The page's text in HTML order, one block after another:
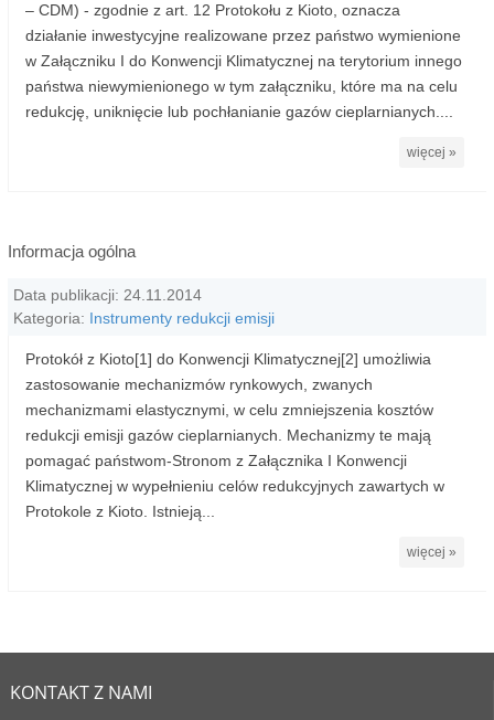
– CDM) - zgodnie z art. 12 Protokołu z Kioto, oznacza
działanie inwestycyjne realizowane przez państwo wymienione
w Załączniku I do Kon­wencji Klimatycznej na terytorium innego
państwa niewymienionego w tym załączniku, które ma na celu
redukcję, uniknięcie lub pochłanianie gazów cieplarnianych....
więcej »
Informacja ogólna
Data publikacji: 24.11.2014
Kategoria: Instrumenty redukcji emisji
Protokół z Kioto[1] do Konwencji Klimatycznej[2] umożliwia
zastosowanie mechanizmów rynkowych, zwanych
mechanizmami elastycznymi, w celu zmniejszenia kosztów
redukcji emisji gazów cieplarnianych. Mechanizmy te mają
pomagać państwom-Stronom z Załącznika I Konwencji
Klimatycznej w wypełnieniu celów redukcyjnych zawartych w
Protokole z Kioto. Istnieją...
więcej »
KONTAKT Z NAMI